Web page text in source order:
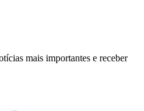
mais importantes e receber